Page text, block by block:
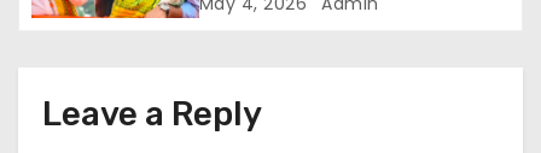
i
n
Leave a Reply